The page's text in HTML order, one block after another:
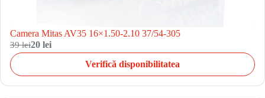
Camera Mitas AV35 16×1.50-2.10 37/54-305
39 lei20 lei
Verifică disponibilitatea